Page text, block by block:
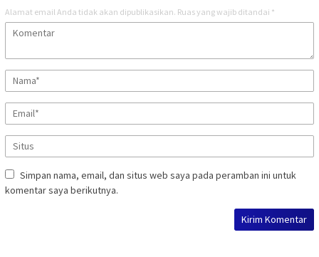
Alamat email Anda tidak akan dipublikasikan. Ruas yang wajib ditandai *
Simpan nama, email, dan situs web saya pada peramban ini untuk
komentar saya berikutnya.